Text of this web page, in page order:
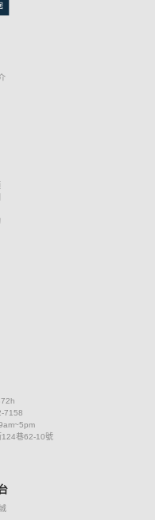
7158
124巷62-10號